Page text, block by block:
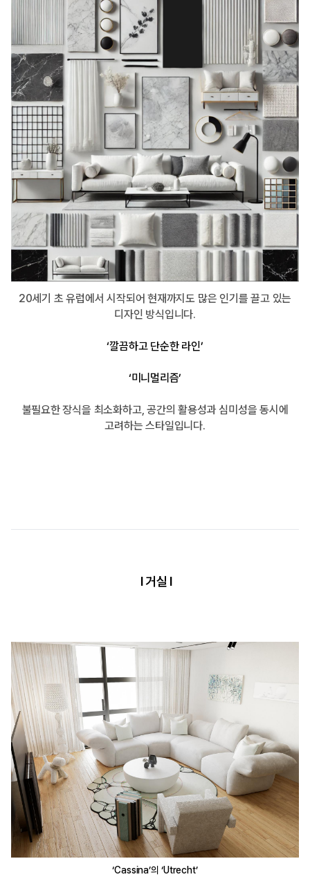
20세기 초 유럽에서 시작되어 현재까지도 많은 인기를 끌고 있는
디자인 방식입니다.
‘깔끔하고 단순한 라인’
‘미니멀리즘’
불필요한 장식을 최소화하고, 공간의 활용성과 심미성을 동시에
고려하는 스타일입니다.
l 거실 l
‘Cassina’의 ‘Utrecht’